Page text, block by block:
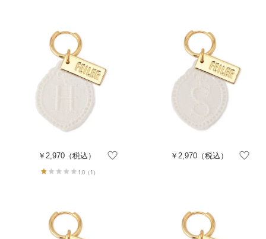
￥2,970 （税込）
1.0 （1）
￥2,970（税込）